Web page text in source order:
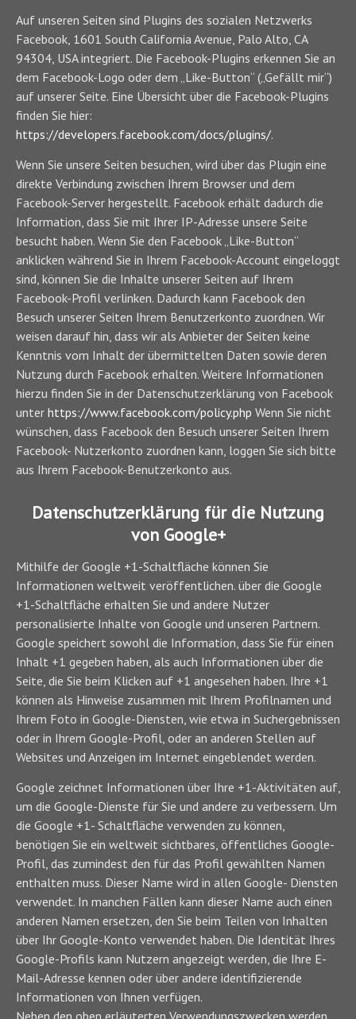
Auf unseren Seiten sind Plugins des sozialen Netzwerks
Facebook, 1601 South California Avenue, Palo Alto, CA
94304, USA integriert. Die Facebook-Plugins erkennen Sie an
dem Facebook-Logo oder dem „Like-Button“ („Gefällt mir“)
auf unserer Seite. Eine Übersicht über die Facebook-Plugins
finden Sie hier:
https://developers.facebook.com/docs/plugins/.
Wenn Sie unsere Seiten besuchen, wird über das Plugin eine
direkte Verbindung zwischen Ihrem Browser und dem
Facebook-Server hergestellt. Facebook erhält dadurch die
Information, dass Sie mit Ihrer IP-Adresse unsere Seite
besucht haben. Wenn Sie den Facebook „Like-Button“
anklicken während Sie in Ihrem Facebook-Account eingeloggt
sind, können Sie die Inhalte unserer Seiten auf Ihrem
Facebook-Profil verlinken. Dadurch kann Facebook den
Besuch unserer Seiten Ihrem Benutzerkonto zuordnen. Wir
weisen darauf hin, dass wir als Anbieter der Seiten keine
Kenntnis vom Inhalt der übermittelten Daten sowie deren
Nutzung durch Facebook erhalten. Weitere Informationen
hierzu finden Sie in der Datenschutzerklärung von Facebook
unter https://www.facebook.com/policy.php Wenn Sie nicht
wünschen, dass Facebook den Besuch unserer Seiten Ihrem
Facebook- Nutzerkonto zuordnen kann, loggen Sie sich bitte
aus Ihrem Facebook-Benutzerkonto aus.
Datenschutzerklärung für die Nutzung
von Google+
Mithilfe der Google +1-Schaltfläche können Sie
Informationen weltweit veröffentlichen. über die Google
+1-Schaltfläche erhalten Sie und andere Nutzer
personalisierte Inhalte von Google und unseren Partnern.
Google speichert sowohl die Information, dass Sie für einen
Inhalt +1 gegeben haben, als auch Informationen über die
Seite, die Sie beim Klicken auf +1 angesehen haben. Ihre +1
können als Hinweise zusammen mit Ihrem Profilnamen und
Ihrem Foto in Google-Diensten, wie etwa in Suchergebnissen
oder in Ihrem Google-Profil, oder an anderen Stellen auf
Websites und Anzeigen im Internet eingeblendet werden.
Google zeichnet Informationen über Ihre +1-Aktivitäten auf,
um die Google-Dienste für Sie und andere zu verbessern. Um
die Google +1- Schaltfläche verwenden zu können,
benötigen Sie ein weltweit sichtbares, öffentliches Google-
Profil, das zumindest den für das Profil gewählten Namen
enthalten muss. Dieser Name wird in allen Google- Diensten
verwendet. In manchen Fällen kann dieser Name auch einen
anderen Namen ersetzen, den Sie beim Teilen von Inhalten
über Ihr Google-Konto verwendet haben. Die Identität Ihres
Google-Profils kann Nutzern angezeigt werden, die Ihre E-
Mail-Adresse kennen oder über andere identifizierende
Informationen von Ihnen verfügen.
Neben den oben erläuterten Verwendungszwecken werden